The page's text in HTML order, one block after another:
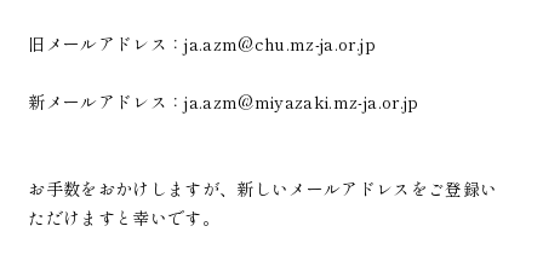
貸ホール・貸会議室 AZM別館
旧メールアドレス：ja.azm@chu.mz-ja.or.jp
新メールアドレス：ja.azm@miyazaki.mz-ja.or.jp
お手数をおかけしますが、新しいメールアドレスをご登録い
ただけますと幸いです。